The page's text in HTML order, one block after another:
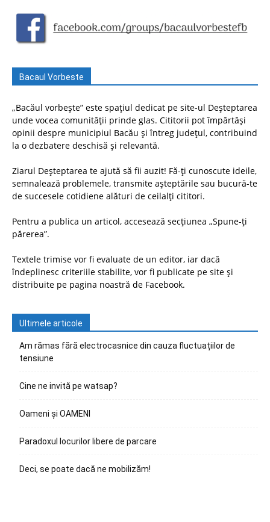
Bacaul Vorbeste
„Bacăul vorbește” este spațiul dedicat pe site-ul Deșteptarea
unde vocea comunității prinde glas. Cititorii pot împărtăși
opinii despre municipiul Bacău și întreg județul, contribuind
la o dezbatere deschisă și relevantă.
Ziarul Deșteptarea te ajută să fii auzit! Fă-ți cunoscute ideile,
semnalează problemele, transmite așteptările sau bucură-te
de succesele cotidiene alături de ceilalți cititori.
Pentru a publica un articol, accesează secțiunea „Spune-ți
părerea”.
Textele trimise vor fi evaluate de un editor, iar dacă
îndeplinesc criteriile stabilite, vor fi publicate pe site și
distribuite pe pagina noastră de Facebook.
Ultimele articole
Am rămas fără electrocasnice din cauza fluctuațiilor de
tensiune
Cine ne invită pe watsap?
Oameni și OAMENI
Paradoxul locurilor libere de parcare
Deci, se poate dacă ne mobilizăm!